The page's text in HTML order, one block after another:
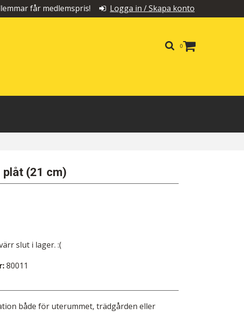
får medlemspris! Logga in / Skapa konto
0
plåt (21 cm)
slut i lager. :(
80011
både för uterummet, trädgården eller